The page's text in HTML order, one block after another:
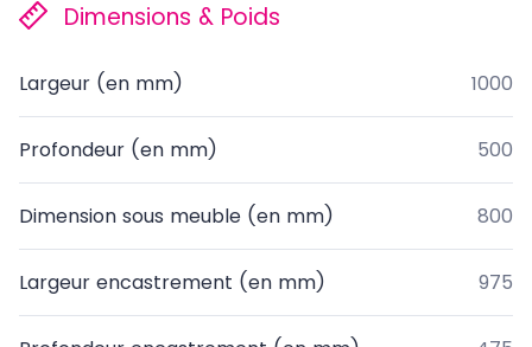
Dimensions & Poids
Largeur (en mm) 1000
Profondeur (en mm) 500
Dimension sous meuble (en mm) 800
Largeur encastrement (en mm) 975